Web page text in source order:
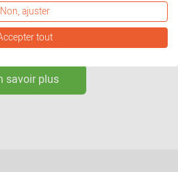
équitables. Tout pour un
et intemporel qui vous
toute votre vie.
savoir plus
Non, ajuster
tout